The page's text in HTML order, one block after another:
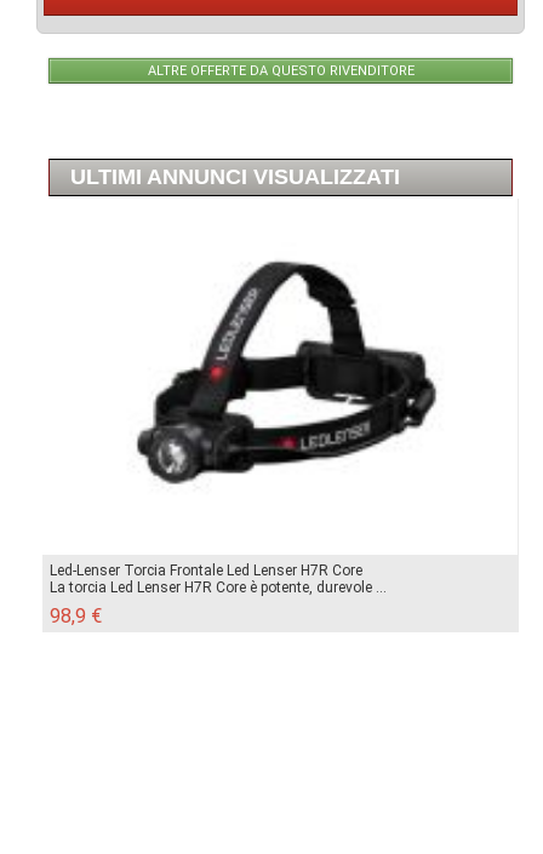
ALTRE OFFERTE DA QUESTO RIVENDITORE
ULTIMI ANNUNCI VISUALIZZATI
Led-Lenser Torcia Frontale Led Lenser H7R Core
La torcia Led Lenser H7R Core è potente, durevole ...
98,9 €